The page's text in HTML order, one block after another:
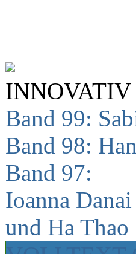
INNOVATIV
Band 99:
Band 98:
Band 97:
Ioanna
und Ha Thao